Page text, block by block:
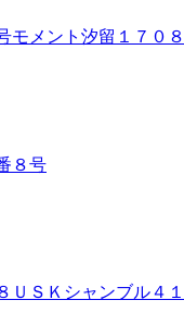
モメント汐留１７０８
８号
ＵＳＫシャンブル４